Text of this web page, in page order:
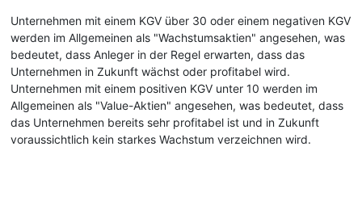
Unternehmen mit einem KGV über 30 oder einem negativen KGV
werden im Allgemeinen als "Wachstumsaktien" angesehen, was
bedeutet, dass Anleger in der Regel erwarten, dass das
Unternehmen in Zukunft wächst oder profitabel wird.
Unternehmen mit einem positiven KGV unter 10 werden im
Allgemeinen als "Value-Aktien" angesehen, was bedeutet, dass
das Unternehmen bereits sehr profitabel ist und in Zukunft
voraussichtlich kein starkes Wachstum verzeichnen wird.